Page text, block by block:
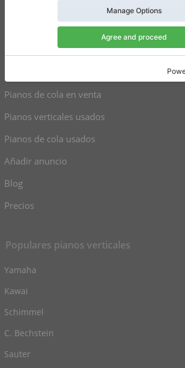
Configuración de consentimiento
Pianos de cola en venta
Pianos verticales usados
Pianos de cola usados
Añadir anuncio
Blog
Precios
Populares pianos verticales
Yamaha
Kawai
Schimmel
C. Bechstein
Sauter